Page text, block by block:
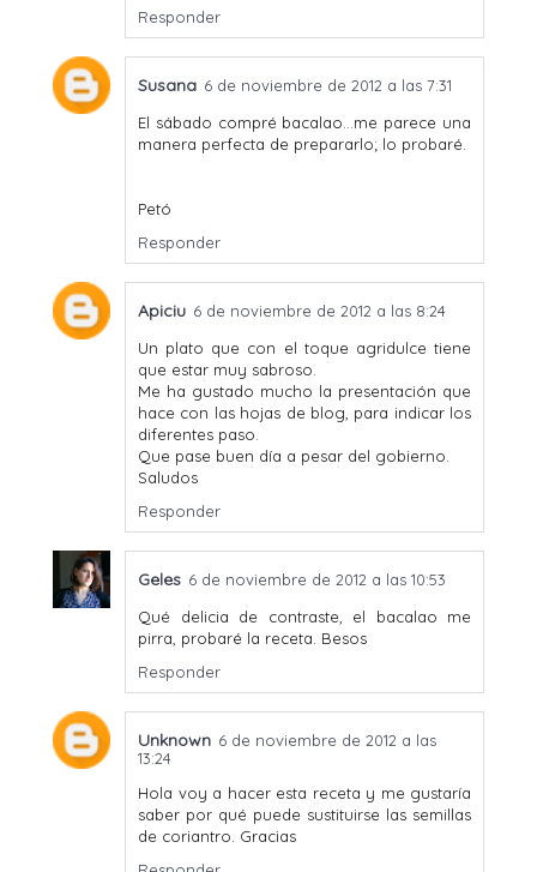
Responder
Susana 6 de noviembre de 2012 a las 7:31
El sábado compré bacalao...me parece una
manera perfecta de prepararlo; lo probaré.
Petó
Responder
Apiciu 6 de noviembre de 2012 a las 8:24
Un plato que con el toque agridulce tiene
que estar muy sabroso.
Me ha gustado mucho la presentación que
hace con las hojas de blog, para indicar los
diferentes paso.
Que pase buen día a pesar del gobierno.
Saludos
Responder
Geles 6 de noviembre de 2012 a las 10:53
Qué delicia de contraste, el bacalao me
pirra, probaré la receta. Besos
Responder
Unknown 6 de noviembre de 2012 a las
13:24
Hola voy a hacer esta receta y me gustaría
saber por qué puede sustituirse las semillas
de coriantro. Gracias